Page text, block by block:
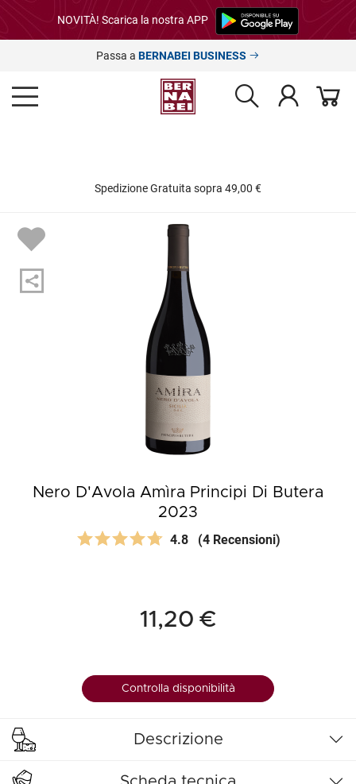
NOVITÀ! Scarica la nostra APP
Passa a BERNABEI BUSINESS
Spedizione Gratuita sopra 49,00 €
Nero D'Avola Amìra Principi Di Butera
2023
4.8 (4 Recensioni)
11,20 €
Controlla disponibilità
Descrizione